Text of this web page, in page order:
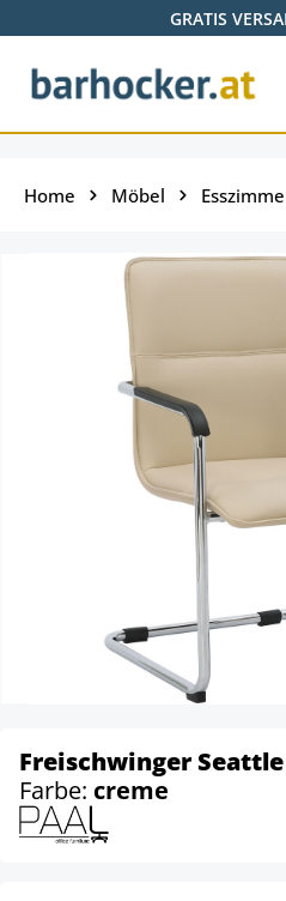
Zum Hauptinhalt springen
GRATIS
Home Möbel
Freischwinger
Farbe: creme